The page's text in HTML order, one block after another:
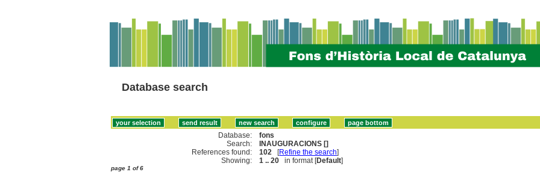
Database search
Database:
fons
Search:
INAUGURACIONS []
References found:
102 [Refine the search]
Showing:
1 .. 20 in format [Default]
page 1 of 6